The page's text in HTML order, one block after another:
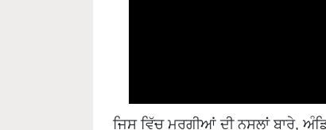
ਸਾਂਭ ਸੰਭਾਲ, ਨਵੇ ਸ਼ੈਡਾਂ ਦੀ ਉਸਾਰੀ ਅਤੇ